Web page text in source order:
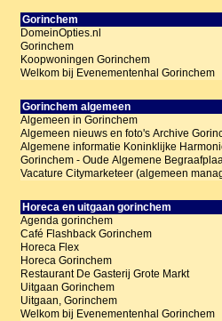
Gorinchem
DomeinOpties.nl
Gorinchem
Koopwoningen Gorinchem
Welkom bij Evenementenhal Gorinchem
Gorinchem algemeen
Algemeen in Gorinchem
Algemeen nieuws en foto's Archive
Algemene informatie Koninklijke
Gorinchem - Oude Algemene
Vacature Citymarketeer (algemeen
Horeca en uitgaan gorinchem
Agenda gorinchem
Café Flashback Gorinchem
Horeca Flex
Horeca Gorinchem
Restaurant De Gasterij Grote Markt
Uitgaan Gorinchem
Uitgaan, Gorinchem
Welkom bij Evenementenhal Gorinchem